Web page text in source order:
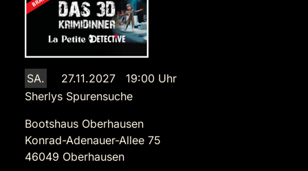
SA.
27.11.2027 19:00 Uhr
Sherlys Spurensuche
Bootshaus Oberhausen
Konrad-Adenauer-Allee 75
46049 Oberhausen